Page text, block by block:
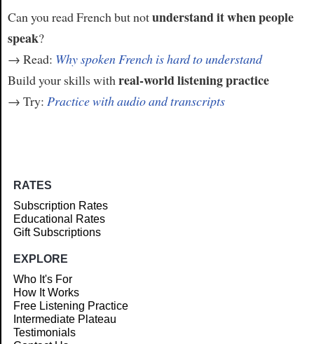
Can you read French but notunderstand it when people
speak?
→ Read: Why spoken French is hard to understand
Build your skills with real-world listening practice
→ Try: Practice with audio and transcripts
RATES
Subscription Rates
Educational Rates
Gift Subscriptions
EXPLORE
Who It's For
How It Works
Free Listening Practice
Intermediate Plateau
Testimonials